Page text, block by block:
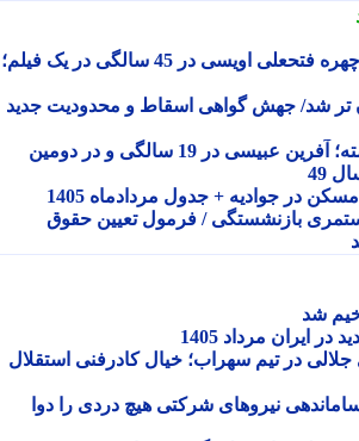
عکس| سفر زمان؛ چهره فتحعلی اویسی در 45 سالگی در یک فیلم؛
شد/ جهش گواهی اسقاط و محدودیت جدید
عکس| سفر به گذشته؛ آفرین عبیسی در 19 سالگی و در دومین
جوادیه + جدول مردادماه 1405
بازنشستگی / فرمول تعیین حقوق
شد
مرداد 1405
در تیم سهراب؛ خیال کادرفنی استقلال
نیروهای شرکتی هیچ دردی را دوا